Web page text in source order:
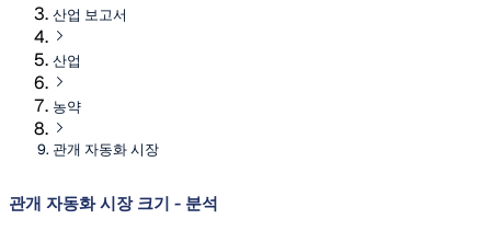
산업 보고서
산업
농약
관개 자동화 시장
관개 자동화 시장 크기 - 분석